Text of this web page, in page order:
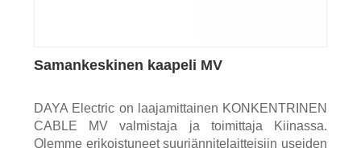
Samankeskinen kaapeli MV
DAYA Electric on laajamittainen KONKENTRINEN
CABLE MV valmistaja ja toimittaja Kiinassa.
Olemme erikoistuneet suurjännitelaitteisiin useiden